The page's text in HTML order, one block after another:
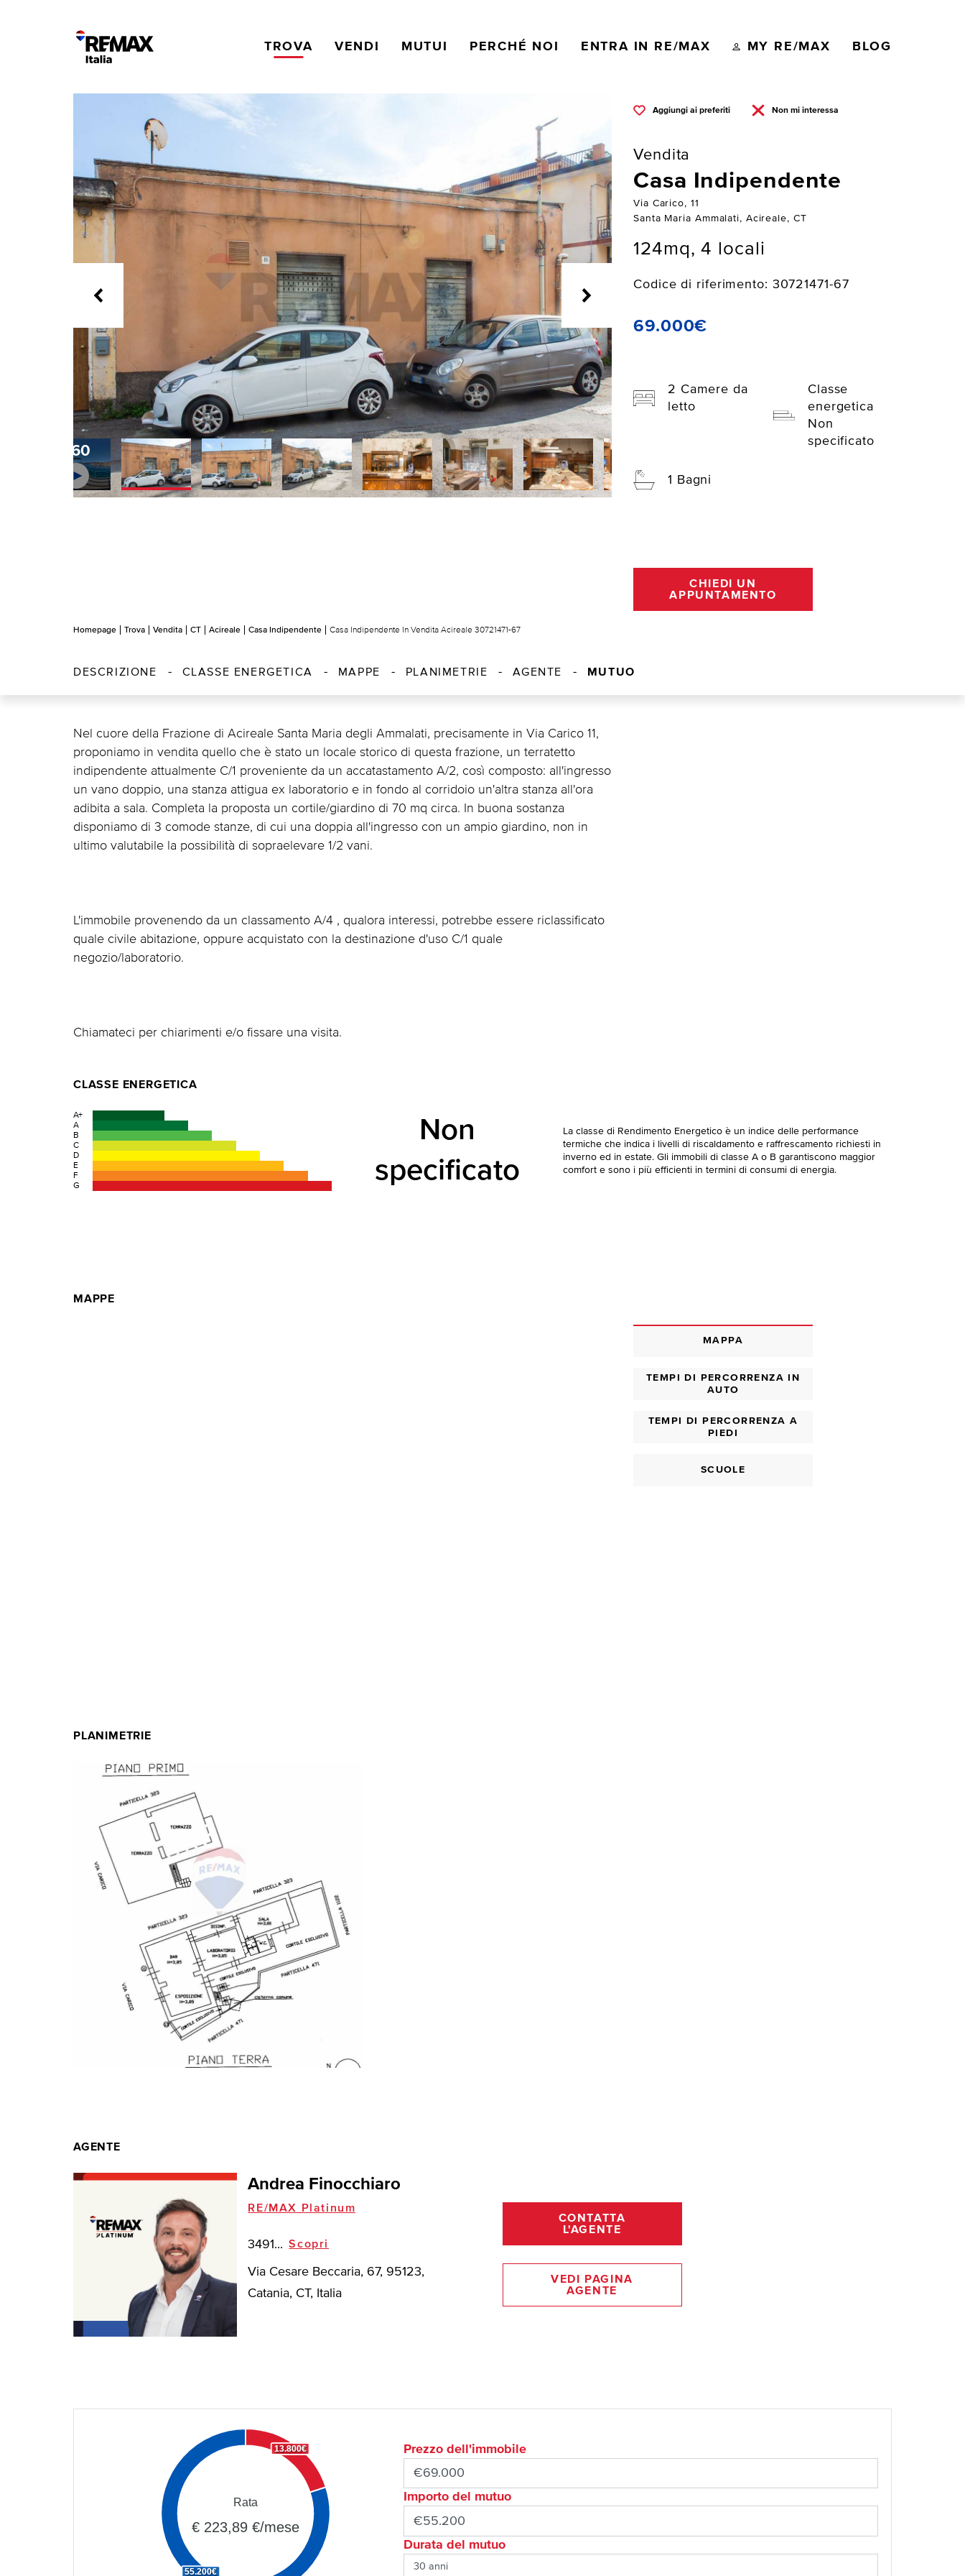
TROVA VENDI MUTUI PERCHÉ NOI ENTRA IN RE/MAX MY RE/MAX BLOG
360
Aggiungi ai preferiti Non mi interessa
Vendita
Casa Indipendente
Via Carico, 11
Santa Maria Ammalati, Acireale, CT
124mq, 4 locali
Codice di riferimento: 30721471-67
69.000€
2 Camere da
letto
Classe
energetica
Non
specificato
1 Bagni
CHIEDI UN
APPUNTAMENTO
Homepage Trova Vendita CT Acireale Casa Indipendente Casa Indipendente In Vendita Acireale 30721471-67
DESCRIZIONE CLASSE ENERGETICA MAPPE PLANIMETRIE AGENTE MUTUO
Nel cuore della Frazione di Acireale Santa Maria degli Ammalati, precisamente in Via Carico 11,
proponiamo in vendita quello che è stato un locale storico di questa frazione, un terratetto
indipendente attualmente C/1 proveniente da un accatastamento A/2, così composto: all'ingresso
un vano doppio, una stanza attigua ex laboratorio e in fondo al corridoio un'altra stanza all'ora
adibita a sala. Completa la proposta un cortile/giardino di 70 mq circa. In buona sostanza
disponiamo di 3 comode stanze, di cui una doppia all'ingresso con un ampio giardino, non in
ultimo valutabile la possibilità di sopraelevare 1/2 vani.
L'immobile provenendo da un classamento A/4 , qualora interessi, potrebbe essere riclassificato
quale civile abitazione, oppure acquistato con la destinazione d'uso C/1 quale
negozio/laboratorio.
Chiamateci per chiarimenti e/o fissare una visita.
CLASSE ENERGETICA
A+
A
B
C
D
E
F
G
Non
specificato
La classe di Rendimento Energetico è un indice delle performance
termiche che indica i livelli di riscaldamento e raffrescamento richiesti in
inverno ed in estate. Gli immobili di classe A o B garantiscono maggior
comfort e sono i più efficienti in termini di consumi di energia.
MAPPE
MAPPA
TEMPI DI PERCORRENZA IN
AUTO
TEMPI DI PERCORRENZA A
PIEDI
SCUOLE
PLANIMETRIE
AGENTE
Andrea Finocchiaro
RE/MAX Platinum
3491... Scopri
Via Cesare Beccaria, 67, 95123,
Catania, CT, Italia
CONTATTA
L'AGENTE
VEDI PAGINA
AGENTE
13.800€
55.200€
Rata
€ 223,89 €/mese
Prezzo dell'immobile
Importo del mutuo
Durata del mutuo